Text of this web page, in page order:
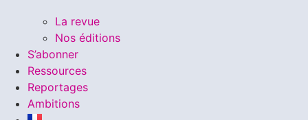
La revue
Nos éditions
S’abonner
Ressources
Reportages
Ambitions